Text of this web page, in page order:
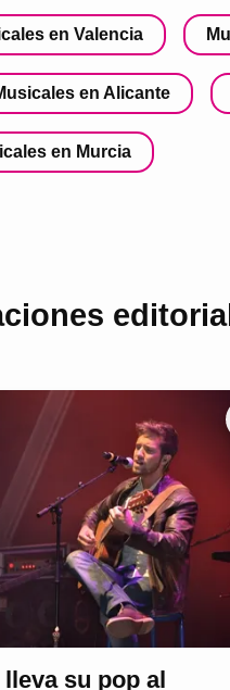
en Valencia
en Alicante
en Murcia
su pop al